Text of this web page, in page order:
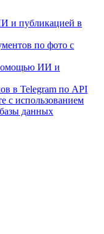
и публикацией в
по фото с
ИИ и
в Telegram по API
с использованием
данных